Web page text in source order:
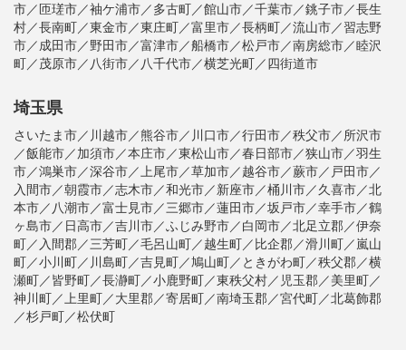
市／匝瑳市／袖ケ浦市／多古町／館山市／千葉市／銚子市／長生
村／長南町／東金市／東庄町／富里市／長柄町／流山市／習志野
市／成田市／野田市／富津市／船橋市／松戸市／南房総市／睦沢
町／茂原市／八街市／八千代市／横芝光町／四街道市
埼玉県
さいたま市／川越市／熊谷市／川口市／行田市／秩父市／所沢市
／飯能市／加須市／本庄市／東松山市／春日部市／狭山市／羽生
市／鴻巣市／深谷市／上尾市／草加市／越谷市／蕨市／戸田市／
入間市／朝霞市／志木市／和光市／新座市／桶川市／久喜市／北
本市／八潮市／富士見市／三郷市／蓮田市／坂戸市／幸手市／鶴
ヶ島市／日高市／吉川市／ふじみ野市／白岡市／北足立郡／伊奈
町／入間郡／三芳町／毛呂山町／越生町／比企郡／滑川町／嵐山
町／小川町／川島町／吉見町／鳩山町／ときがわ町／秩父郡／横
瀬町／皆野町／長瀞町／小鹿野町／東秩父村／児玉郡／美里町／
神川町／上里町／大里郡／寄居町／南埼玉郡／宮代町／北葛飾郡
／杉戸町／松伏町